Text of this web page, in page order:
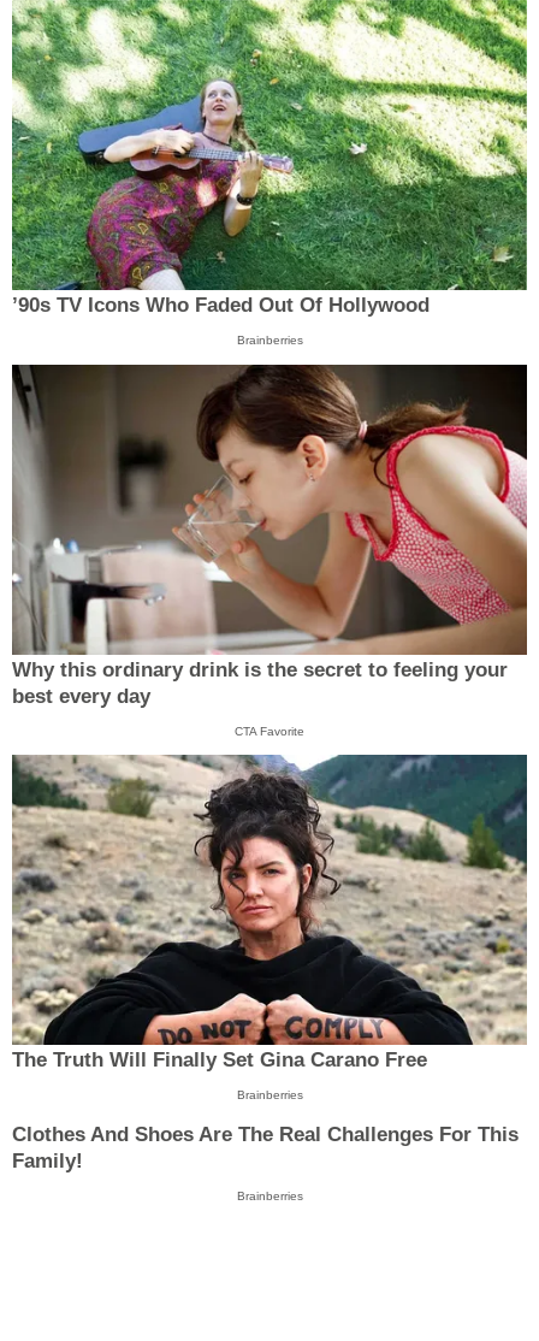
’90s TV Icons Who Faded Out Of Hollywood
Brainberries
Why this ordinary drink is the secret to feeling your
best every day
CTA Favorite
The Truth Will Finally Set Gina Carano Free
Brainberries
Clothes And Shoes Are The Real Challenges For This
Family!
Brainberries